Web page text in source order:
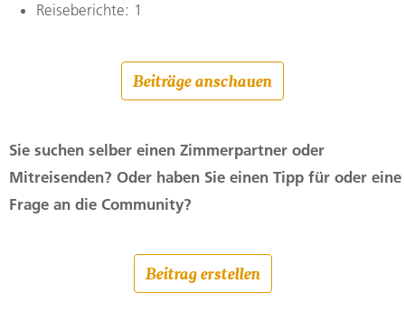
Reiseberichte: 1
Beiträge anschauen
Sie suchen selber einen Zimmerpartner oder
Mitreisenden? Oder haben Sie einen Tipp für oder eine
Frage an die Community?
Beitrag erstellen